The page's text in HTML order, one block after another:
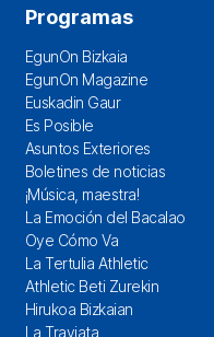
Programas
EgunOn Bizkaia
EgunOn Magazine
Euskadin Gaur
Es Posible
Asuntos Exteriores
Boletines de noticias
¡Música, maestra!
La Emoción del Bacalao
Oye Cómo Va
La Tertulia Athletic
Athletic Beti Zurekin
Hirukoa Bizkaian
La Traviata